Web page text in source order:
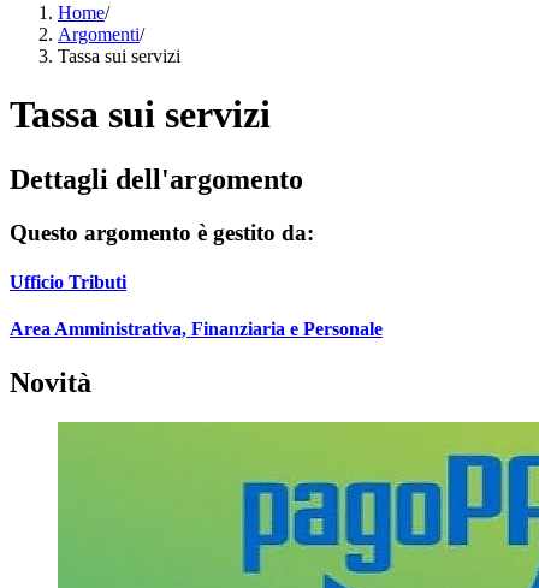
Home/
Argomenti/
Tassa sui servizi
Tassa sui servizi
Dettagli dell'argomento
Questo argomento è gestito da:
Ufficio Tributi
Area Amministrativa, Finanziaria e Personale
Novità